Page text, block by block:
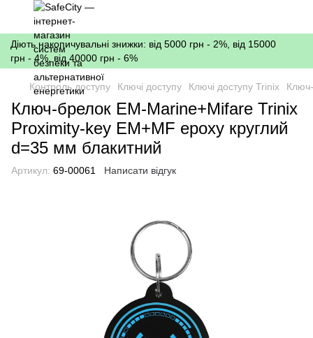
Діють накопичувальні знижки: від 5000 грн - 2%, від 15000
грн - 4%, від 40000 грн - 6%
Контроль доступу Ключі доступу Ключі доступу Trinix
Ключ-брелок EM-Marine+Mifare Trinix
Proximity-key EM+MF epoxy круглий
d=35 мм блакитний
Артикул: 69-00061 Написати відгук